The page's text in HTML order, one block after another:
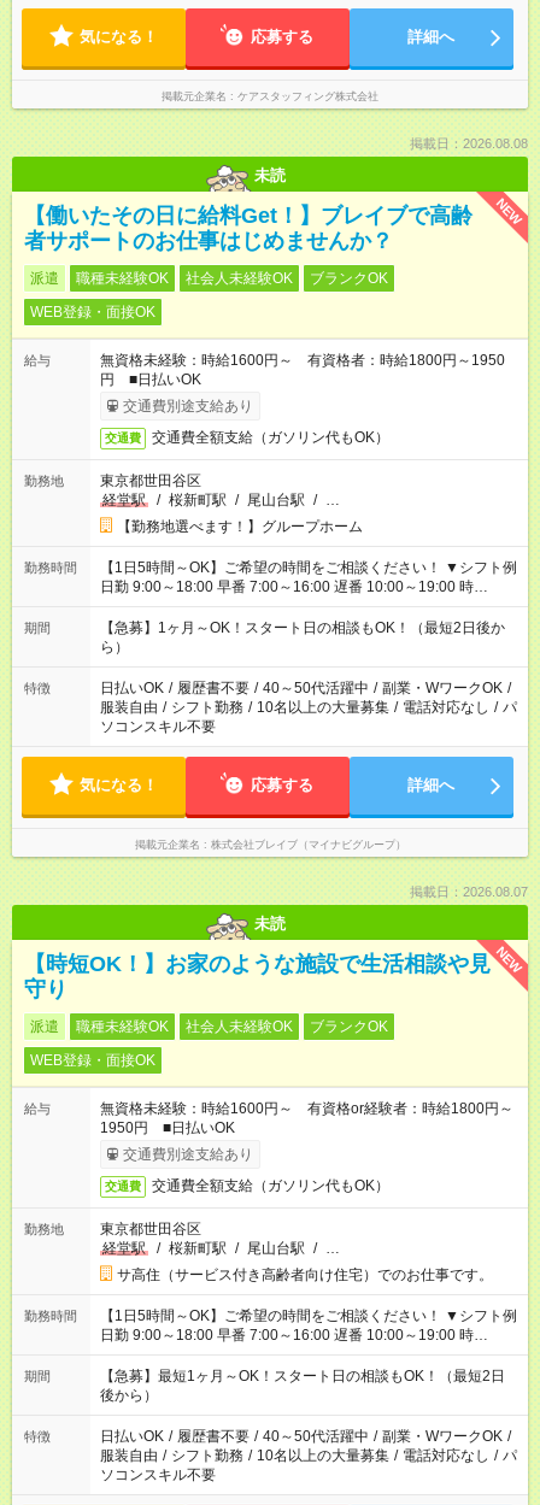
気になる！ 応募する 詳細へ
掲載元企業名 ケアスタッフィング株式会社
掲載日：2026.08.08
未読
NEW
【働いたその日に給料Get！】ブレイブで高齢
者サポートのお仕事はじめませんか？
派遣 職種未経験OK 社会人未経験OK
ブランクOK
WEB登録・面接OK
給与
無資格未経験：時給1600円～ 有資格者：時給1800円～1950
円 ■日払いOK
交通費別途支給あり
交通費 交通費全額支給（ガソリン代もOK）
勤務地
東京都世田谷区
経堂駅
/ 桜新町駅 / 尾山台駅 / …
【勤務地選べます！】グループホーム
勤務時間
【1日5時間～OK】ご希望の時間をご相談ください！ ▼シフト例
日勤 9:00～18:00 早番 7:00～16:00 遅番 10:00～19:00 時
短 10:00～15:00 上記はあくまで一例です。 「夕方までには帰宅
しておきたい」 「朝はゆっくりのスタートがいい」 「お昼の時
間を有効に使いたい」 など、ご希望があれば教えてください
ね。
期間
【急募】1ヶ月～OK！スタート日の相談もOK！（最短2日後か
ら）
特徴 日払いOK / 履歴書不要 / 40～50代活躍中 / 副業・WワークOK /
服装自由 / シフト勤務 / 10名以上の大量募集 / 電話対応なし / パ
ソコンスキル不要
気になる！ 応募する 詳細へ
掲載元企業名 株式会社ブレイブ（マイナビグループ）
掲載日：2026.08.07
未読
NEW
【時短OK！】お家のような施設で生活相談や見
守り
派遣 職種未経験OK 社会人未経験OK
ブランクOK
WEB登録・面接OK
給与
無資格未経験：時給1600円～ 有資格or経験者：時給1800円～
1950円 ■日払いOK
交通費別途支給あり
交通費 交通費全額支給（ガソリン代もOK）
勤務地
東京都世田谷区
経堂駅
/ 桜新町駅 / 尾山台駅 / …
サ高住（サービス付き高齢者向け住宅）でのお仕事です。
勤務時間
【1日5時間～OK】ご希望の時間をご相談ください！ ▼シフト例
日勤 9:00～18:00 早番 7:00～16:00 遅番 10:00～19:00 時
短 10:00～15:00 上記はあくまで一例です。 「夕方までには帰宅
しておきたい」 「朝はゆっくりのスタートがいい」 「お昼の時
間を有効に使いたい」 など、ご希望があれば教えてください
ね。
期間
【急募】最短1ヶ月～OK！スタート日の相談もOK！（最短2日
後から）
特徴 日払いOK / 履歴書不要 / 40～50代活躍中 / 副業・WワークOK /
服装自由 / シフト勤務 / 10名以上の大量募集 / 電話対応なし / パ
ソコンスキル不要